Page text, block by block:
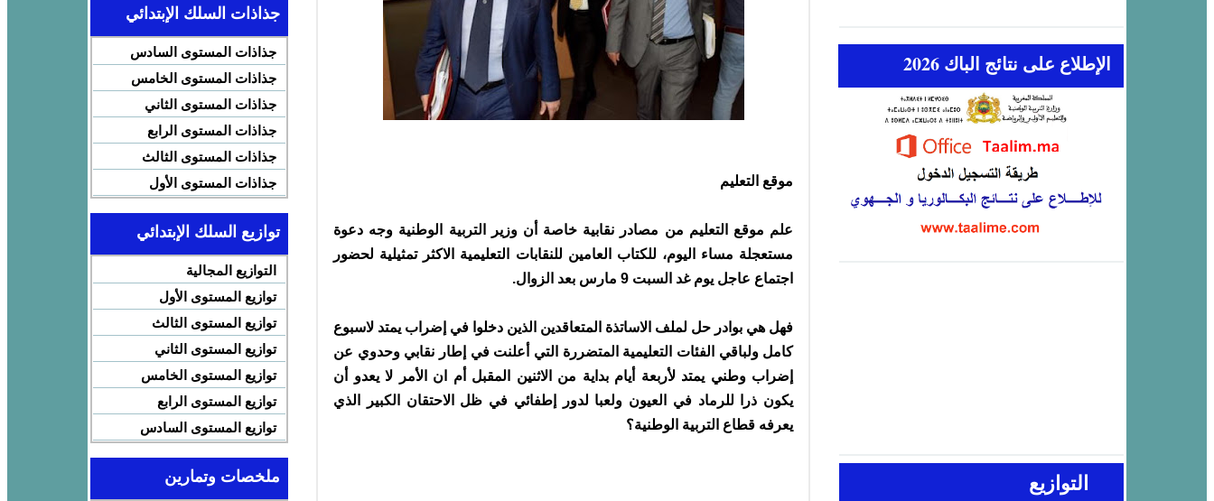
موقع التعليم
علم موقع التعليم من مصادر نقابية خاصة أن وزير التربية الوطنية وجه دعوة
مستعجلة مساء اليوم، للكتاب العامين للنقابات التعليمية الاكثر تمثيلية لحضور
اجتماع عاجل يوم غد السبت 9 مارس بعد الزوال.
فهل هي بوادر حل لملف الاساتذة المتعاقدين الذين دخلوا في إضراب يمتد لاسبوع
كامل ولباقي الفئات التعليمية المتضررة التي أعلنت في إطار نقابي وحدوي عن
إضراب وطني يمتد لأربعة أيام بداية من الاثنين المقبل أم ان الأمر لا يعدو أن
يكون ذرا للرماد في العيون ولعبا لدور إطفائي في ظل الاحتقان الكبير الذي
يعرفه قطاع التربية الوطنية؟
الإطلاع على نتائج الباك 2026
التوازيع
جذاذات السلك الإبتدائي
جذاذات المستوى السادس
جذاذات المستوى الخامس
جذاذات المستوى الثاني
جذاذات المستوى الرابع
جذاذات المستوى الثالث
جذاذات المستوى الأول
توازيع السلك الإبتدائي
التوازيع المجالية
توازيع المستوى الأول
توازيع المستوى الثالث
توازيع المستوى الثاني
توازيع المستوى الخامس
توازيع المستوى الرابع
توازيع المستوى السادس
ملخصات وتمارين